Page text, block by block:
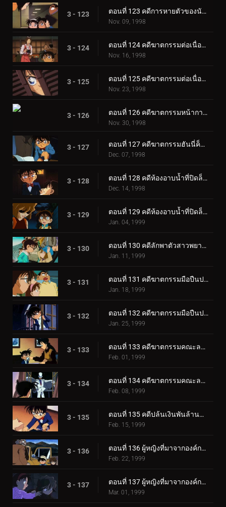
3 - 123 ตอนที่ 123 คดีการหายตัวของนักเขียนนิยายสืบสวน (ตอนจบ)
Nov. 09, 1998
3 - 124 ตอนที่ 124 คดีฆาตกรรมต่อเนื่องแห่งนานิวะ (ตอนพิเศษ ตอนแรก)
Nov. 16, 1998
3 - 125 ตอนที่ 125 คดีฆาตกรรมต่อเนื่องแห่งนานิวะ (ตอนพิเศษ ตอนจบ)
Nov. 23, 1998
3 - 126 ตอนที่ 126 คดีฆาตกรรมหน้ากากไยบะ
Nov. 30, 1998
3 - 127 ตอนที่ 127 คดีฆาตกรรมฮันนี่ค็อกเทล
Dec. 07, 1998
3 - 128 ตอนที่ 128 คดีห้องอาบน้ำที่ปิดล็อก (ตอนแรก)
Dec. 14, 1998
3 - 129 ตอนที่ 129 คดีห้องอาบน้ำที่ปิดล็อก (ตอนจบ)
Jan. 04, 1999
3 - 130 ตอนที่ 130 คดีลักพาตัวสาวพยากรณ์อากาศ
Jan. 11, 1999
3 - 131 ตอนที่ 131 คดีฆาตกรรมมือปืนปริศนา (ตอนแรก)
Jan. 18, 1999
3 - 132 ตอนที่ 132 คดีฆาตกรรมมือปืนปริศนา (ตอนจบ)
Jan. 25, 1999
3 - 133 ตอนที่ 133 คดีฆาตกรรมคณะละครเร่ (ตอนแรก)
Feb. 01, 1999
3 - 134 ตอนที่ 134 คดีฆาตกรรมคณะละครเร่ (ตอนจบ)
Feb. 08, 1999
3 - 135 ตอนที่ 135 คดีปล้นเงินพันล้านขององค์กรชุดดำ
Feb. 15, 1999
3 - 136 ตอนที่ 136 ผู้หญิงที่มาจากองค์กรชุดดำ กับคดีฆาตกรรมอาจารย์มหาวิทยาลัย (ตอนพิเศษ ตอนแรก) ยอดนักส_.
Feb. 22, 1999
3 - 137 ตอนที่ 137 ผู้หญิงที่มาจากองค์กรชุดดำ กับคดีฆาตกรรมอาจารย์มหาวิทยาลัย (ตอนพิเศษ ตอนที่ 2) ยอดนัก__.
Mar. 01, 1999